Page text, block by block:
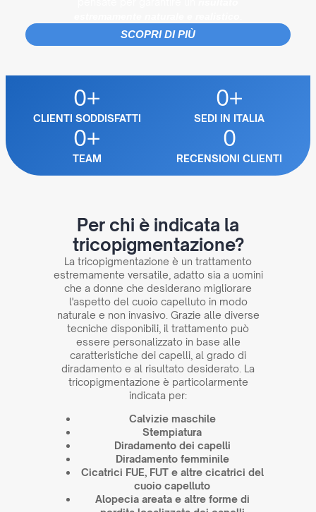
SCOPRI DI PIÙ
CLIENTI SODDISFATTI
0+
SEDI IN ITALIA
0+
TEAM
0+
RECENSIONI CLIENTI
0
Per chi è indicata la
tricopigmentazione?
La tricopigmentazione è un trattamento
estremamente versatile, adatto sia a uomini
che a donne che desiderano migliorare
l'aspetto del cuoio capelluto in modo
naturale e non invasivo. Grazie alle diverse
tecniche disponibili, il trattamento può
essere personalizzato in base alle
caratteristiche dei capelli, al grado di
diradamento e al risultato desiderato. La
tricopigmentazione è particolarmente
indicata per:
Calvizie maschile
Stempiatura
Diradamento dei capelli
Diradamento femminile
Cicatrici FUE, FUT e altre cicatrici del
cuoio capelluto
Alopecia areata e altre forme di